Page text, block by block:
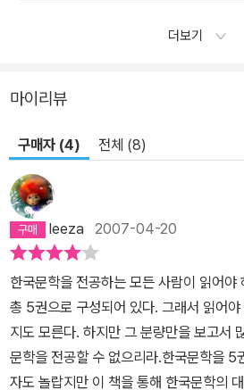
더보기
마이리뷰
구매자 (4) 전체 (8)
leeza 2007-04-20
한국문학을 전공하는 모든 사람이 읽어야
총 5권으로 구성되어 있다. 그래서 읽어
지도 모른다. 하지만 그 분량만을 보고서
문학을 전공할 수 없으리라.한국문학을 5
자도 놀랍지만 이 책을 통해 한국문학의